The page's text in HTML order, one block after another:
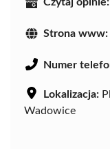
Strona www:
Numer
Lokalizacja:
Wadowice